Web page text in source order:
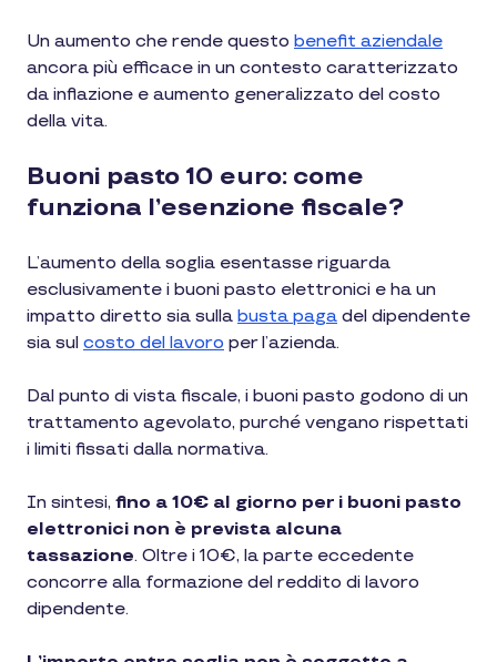
Un aumento che rende questo benefit aziendale
ancora più efficace in un contesto caratterizzato
da inflazione e aumento generalizzato del costo
della vita.
Buoni pasto 10 euro: come
funziona l’esenzione fiscale?
L’aumento della soglia esentasse riguarda
esclusivamente i buoni pasto elettronici e ha un
impatto diretto sia sulla busta paga del dipendente
sia sul costo del lavoro per l’azienda.
Dal punto di vista fiscale, i buoni pasto godono di un
trattamento agevolato, purché vengano rispettati
i limiti fissati dalla normativa.
In sintesi, fino a 10€ al giorno per i buoni pasto
elettronici non è prevista alcuna
tassazione. Oltre i 10€, la parte eccedente
concorre alla formazione del reddito di lavoro
dipendente.